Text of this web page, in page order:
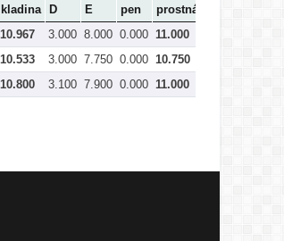
kladina D E pen prostná
10.967 3.000 8.000 0.000 11.000
10.533 3.000 7.750 0.000 10.750
10.800 3.100 7.900 0.000 11.000